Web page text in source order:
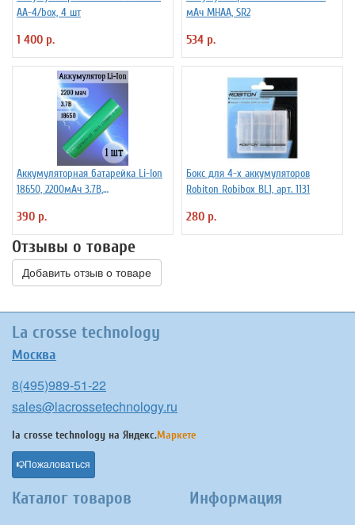
AA-4/box, 4 шт
1 400 р.
мАч MHAA, SR2
534 р.
Аккумуляторная батарейка Li-Ion
18650, 2200мАч 3.7В,
390 р.
Бокс для 4-х аккумуляторов
Robiton Robibox BL1, арт. 1131
280 р.
Отзывы о товаре
Добавить отзыв о товаре
La crosse technology
Москва
8(495)989-51-22
sales@lacrossetechnology.ru
la crosse technology на Яндекс.Маркете
Пожаловаться
Каталог товаров Информация